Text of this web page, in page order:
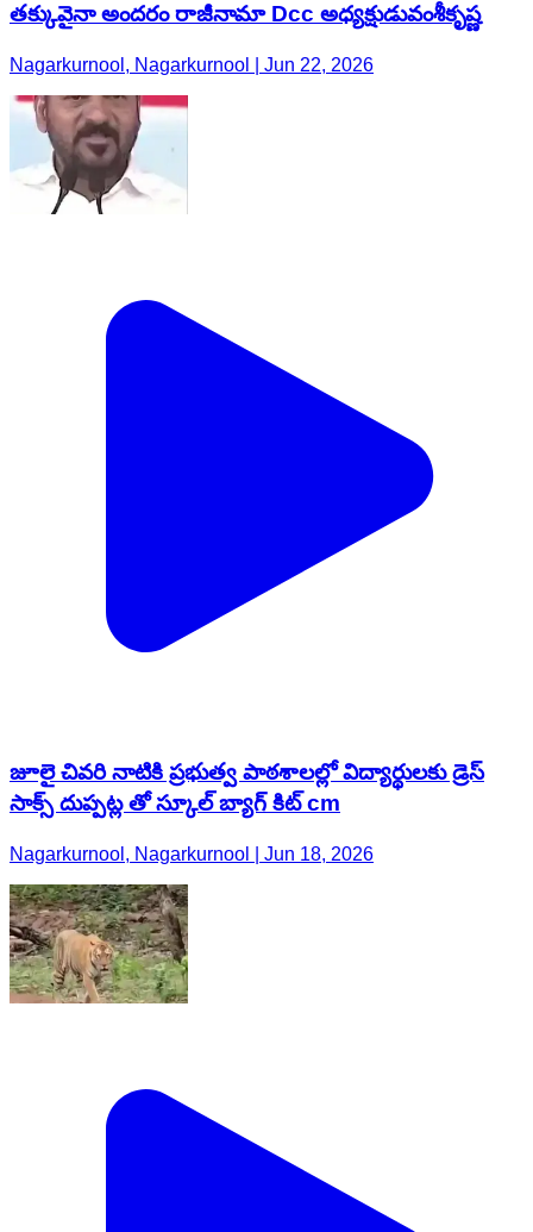
తక్కువైనా అందరం రాజీనామా Dcc అధ్యక్షుడువంశీకృష్ణ
Nagarkurnool, Nagarkurnool | Jun 22, 2026
జూలై చివరి నాటికి ప్రభుత్వ పాఠశాలల్లో విద్యార్థులకు డ్రెస్
సాక్స్ దుప్పట్ల తో స్కూల్ బ్యాగ్ కిట్ cm
Nagarkurnool, Nagarkurnool | Jun 18, 2026